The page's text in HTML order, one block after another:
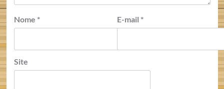
Nome * E-mail *
Site